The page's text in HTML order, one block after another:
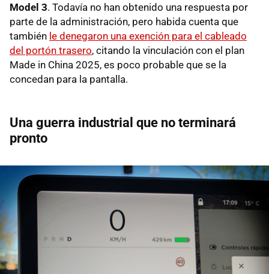
Model 3. Todavía no han obtenido una respuesta por
parte de la administración, pero habida cuenta que
también le denegaron una exención para el cableado
del portón trasero, citando la vinculación con el plan
Made in China 2025, es poco probable que se la
concedan para la pantalla.
Una guerra industrial que no terminará
pronto